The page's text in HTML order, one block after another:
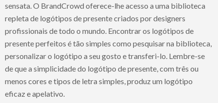
sensata. O BrandCrowd oferece-lhe acesso a uma biblioteca
repleta de logótipos de presente criados por designers
profissionais de todo o mundo. Encontrar os logótipos de
presente perfeitos é tão simples como pesquisar na biblioteca,
personalizar o logótipo a seu gosto e transferi-lo. Lembre-se
de que a simplicidade do logótipo de presente, com três ou
menos cores e tipos de letra simples, produz um logótipo
eficaz e apelativo.